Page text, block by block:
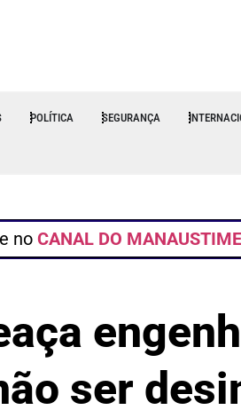
POLÍTICA SEGURANÇA
no CANAL DO
ser